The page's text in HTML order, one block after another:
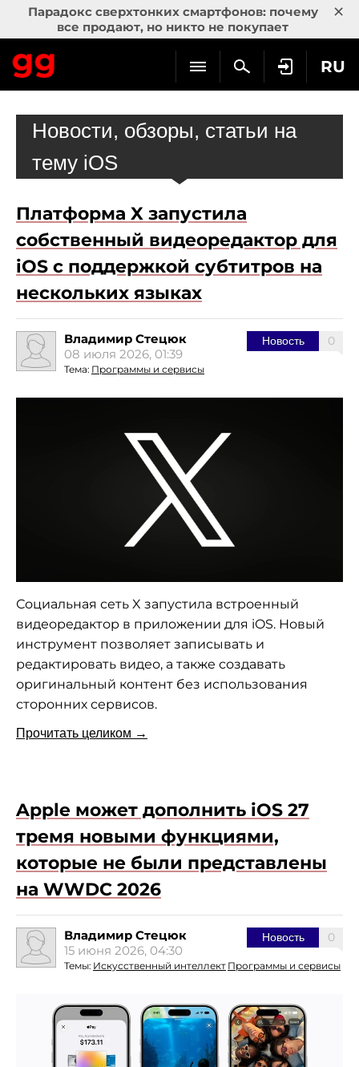
Парадокс сверхтонких смартфонов: почему
все продают, но никто не покупает
×
RU
Новости, обзоры, статьи на
тему iOS
Платформа X запустила
собственный видеоредактор для
iOS с поддержкой субтитров на
нескольких языках
0
Новость
Владимир Стецюк
08 июля 2026, 01:39
Тема: Программы и сервисы
Социальная сеть X запустила встроенный
видеоредактор в приложении для iOS. Новый
инструмент позволяет записывать и
редактировать видео, а также создавать
оригинальный контент без использования
сторонних сервисов.
Прочитать целиком →
Apple может дополнить iOS 27
тремя новыми функциями,
которые не были представлены
на WWDC 2026
0
Новость
Владимир Стецюк
15 июня 2026, 04:30
Темы: Искусственный интеллект Программы и сервисы